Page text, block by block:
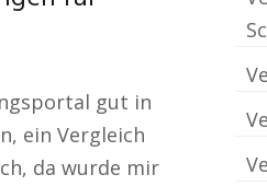
gut in
ein Vergleich
da wurde mir